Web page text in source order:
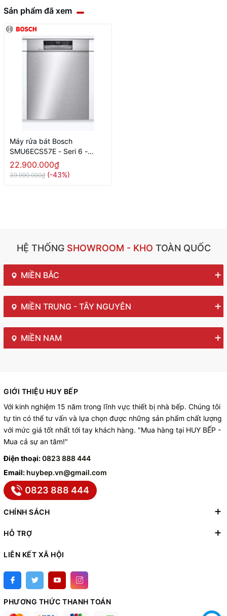
Sản phẩm đã xem
Máy rửa bát Bosch
SMU6ECS57E - Seri 6 -
Made in Germany
22.900.000₫
39.990.000₫ (-43%)
HỆ THỐNGSHOWROOM - KHO TOÀN QUỐC
MIỀN BẮC
MIỀN TRUNG - TÂY NGUYÊN
MIỀN NAM
GIỚI THIỆU HUY BẾP
Với kinh nghiệm 15 năm trong lĩnh vực thiết bị nhà bếp. Chúng tôi
tự tin có thể tư vấn và lựa chọn được những sản phẩm chất lượng
với mức giá tốt nhất tới tay khách hàng. "Mua hàng tại HUY BẾP -
Mua cả sự an tâm!"
Điện thoại:0823 888 444
Email: huybep.vn@gmail.com
0823 888 444
CHÍNH SÁCH
HỖ TRỢ
LIÊN KẾT XÃ HỘI
PHƯƠNG THỨC THANH TOÁN